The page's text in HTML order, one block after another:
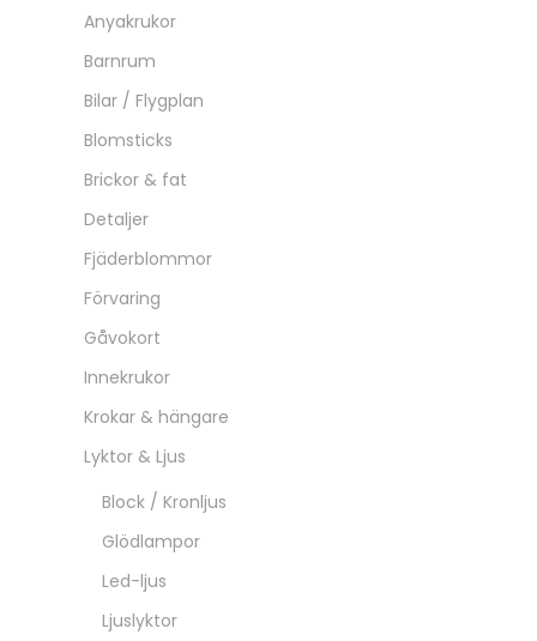
Anyakrukor
Barnrum
Bilar / Flygplan
Blomsticks
Brickor & fat
Detaljer
Fjäderblommor
Förvaring
Gåvokort
Innekrukor
Krokar & hängare
Lyktor & Ljus
Block / Kronljus
Glödlampor
Led-ljus
Ljuslyktor